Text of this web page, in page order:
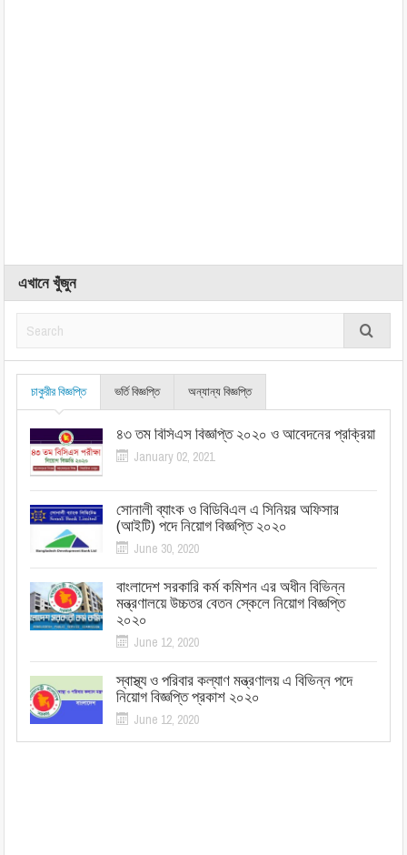
এখানে খুঁজুন
চাকুরীর বিজ্ঞপ্তি ভর্তি বিজ্ঞপ্তি অন্যান্য বিজ্ঞপ্তি
৪৩ তম বিসিএস বিজ্ঞপ্তি ২০২০ ও আবেদনের প্রক্রিয়া
January 02, 2021
সোনালী ব্যাংক ও বিডিবিএল এ সিনিয়র অফিসার
(আইটি) পদে নিয়োগ বিজ্ঞপ্তি ২০২০
June 30, 2020
বাংলাদেশ সরকারি কর্ম কমিশন এর অধীন বিভিন্ন
মন্ত্রণালয়ে উচ্চতর বেতন স্কেলে নিয়োগ বিজ্ঞপ্তি
২০২০
June 12, 2020
স্বাস্থ্য ও পরিবার কল্যাণ মন্ত্রণালয় এ বিভিন্ন পদে
নিয়োগ বিজ্ঞপ্তি প্রকাশ ২০২০
June 12, 2020